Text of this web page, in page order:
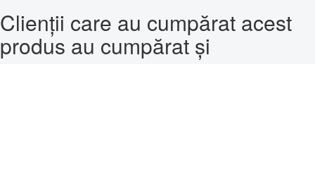
Clienții care au cumpărat acest
produs au cumpărat și